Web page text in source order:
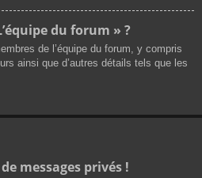
du forum » ?
de l’équipe du forum, y compris
ainsi que d’autres détails tels que les
messages privés !